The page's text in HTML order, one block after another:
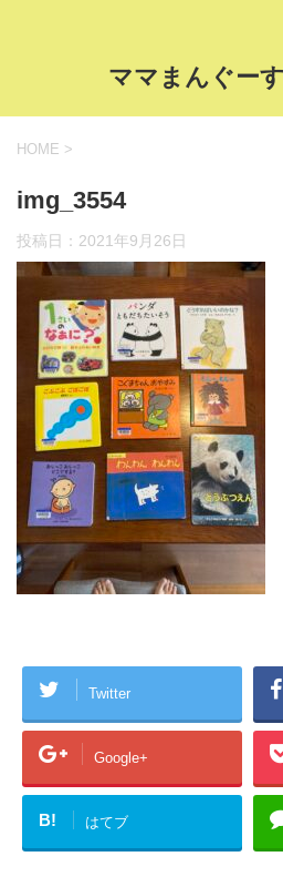
ママまんぐー
HOME >
img_3554
投稿日： 2021年9月26日
Twitter
Google+
B! はてブ